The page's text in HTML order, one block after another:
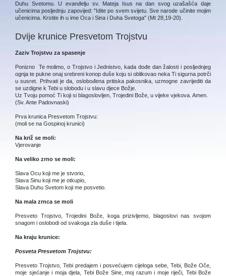
Duhu Svetomu. U evanđelju sv. Mateja Isus na dan svog uzašašća daje
učenicima posljednju zapovijed: "Idite po svem svijetu. Sve narode učinite mojim
učenicima. Krstite ih u ime Oca i Sina i Duha Svetoga" (Mt 28,19-20).
Dvije krunice Presvetom Trojstvu
Zaziv Trojstvu za spasenje
Ponizno Te molimo, o Trojstvo i Jednistvo, kada dođe dan žalosti i posljednjeg
ognja te pukne onaj srebreni konop duše koju si oblikovao neka Ti sigurna potrči
u susret. Prihvati je da, oslobođena pritiska pakosnika, uzmogne zavrijediti da
se uzdigne k Tebi u slobodu i u slavu djece Božje.
Uz Tvoju pomoć Ti koji si blagoslovljen, Trojedini Bože, u vijeke vjekova. Amen.
(Sv. Ante Padovnaski)
Prva krunica Presvetom Trojstvu:
(moli se na Gospinoj krunici)
Na križ se moli:
Vjerovanje
Na veliko zrno se moli:
Slava Ocu koji me je stvorio,
Slava Sinu koji me je otkupio,
Slava Duhu Svetom koji me posvetio.
Na mala zrnca se moli
Presveto Trojstvo, Trojedini Bože, koga prizivljemo, blagoslovi nas svojom
snagom i oslobodi od svakoga zla duše i tijela.
Na kraju krunice:
Posveta Presvetom Trojstvu:
Presveto Trojstvo, Tebi predajem i posvećujem cijeloga sebe, Tebi, Bože Oče,
moje sjećanje i moja djela, Tebi Bože Sine, moj razum i moje riječi, Tebi Bože